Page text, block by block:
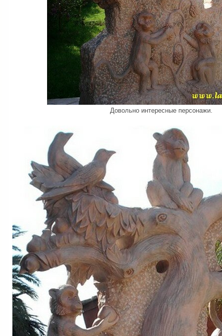
Довольно интересные персонажи.